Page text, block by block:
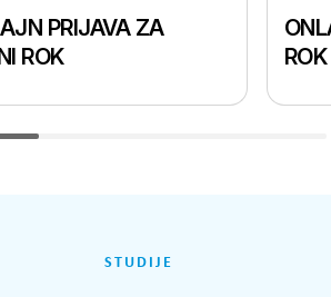
PRIJAVA ZA
ROK
STUDIJE